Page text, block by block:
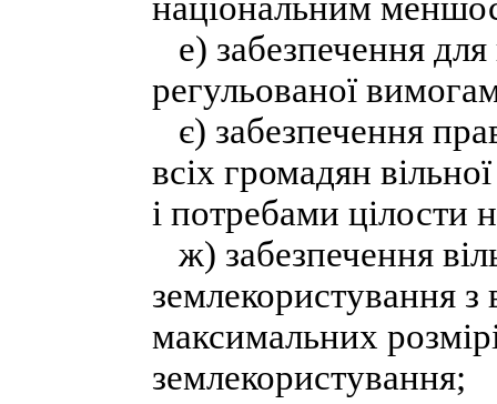
е) забезпечення для
регульованої
є) забезпечення
всіх громадян
і потребами цілости
ж) забезпечення
землекористування з
максимальних
землекористування;